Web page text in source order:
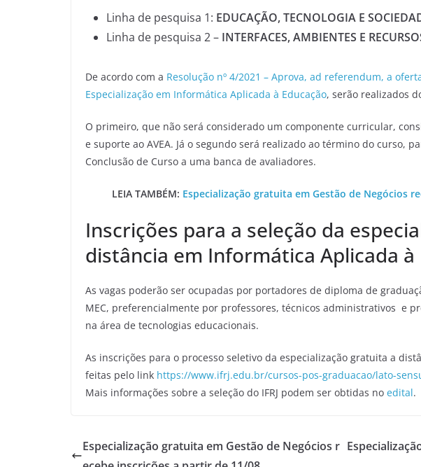
Linha de pesquisa 1: EDUCAÇÃO, TECNOLOGIA E
Linha de pesquisa 2 – INTERFACES, AMBIENTES E
De acordo com a Resolução nº 4/2021 – Aprova, ad referendum, a
Especialização em Informática Aplicada à Educação, serão realizados
O primeiro, que não será considerado um componente curricular,
e suporte ao AVEA. Já o segundo será realizado ao término do curso,
Conclusão de Curso a uma banca de avaliadores.
LEIA TAMBÉM: Especialização gratuita em Gestão de Negócios
Inscrições para a seleção da
distância em Informática Aplicada à
As vagas poderão ser ocupadas por portadores de diploma de
MEC, preferencialmente por professores, técnicos administrativos e
na área de tecnologias educacionais.
As inscrições para o processo seletivo da especialização gratuita a
feitas pelo link https://www.ifrj.edu.br/cursos-pos-graduacao/lato-
Mais informações sobre a seleção do IFRJ podem ser obtidas no edital.
Especialização gratuita em Gestão de Negócios r